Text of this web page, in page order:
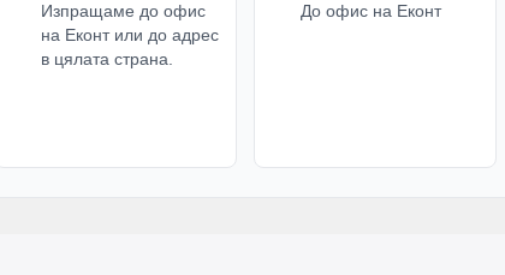
Изпращаме до офис
на Еконт или до адрес
в цялата страна.
До офис на Еконт